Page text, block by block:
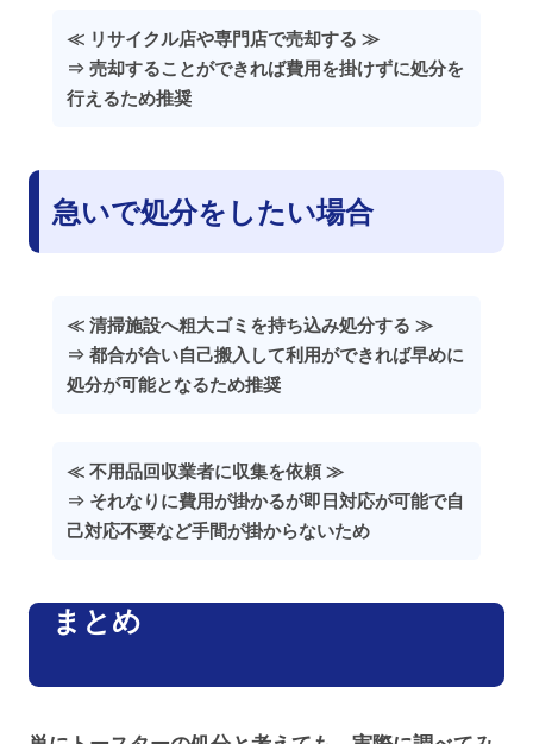
≪ リサイクル店や専門店で売却する ≫
⇒ 売却することができれば費用を掛けずに処分を
行えるため推奨
急いで処分をしたい場合
≪ 清掃施設へ粗大ゴミを持ち込み処分する ≫
⇒ 都合が合い自己搬入して利用ができれば早めに
処分が可能となるため推奨
≪ 不用品回収業者に収集を依頼 ≫
⇒ それなりに費用が掛かるが即日対応が可能で自
己対応不要など手間が掛からないため
まとめ